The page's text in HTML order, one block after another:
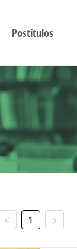
Postítulos
1